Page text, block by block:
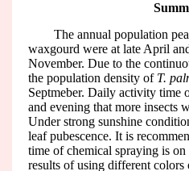
The annual population
waxgourd were at late April
November. Due to the
the population density of T.
Septmeber. Daily activity time
and evening that more insects
Under strong sunshine
leaf pubescence. It is
time of chemical spraying is
results of using different